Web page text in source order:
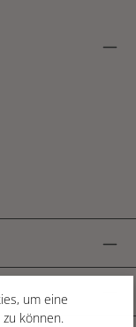
in das
um eine
können.